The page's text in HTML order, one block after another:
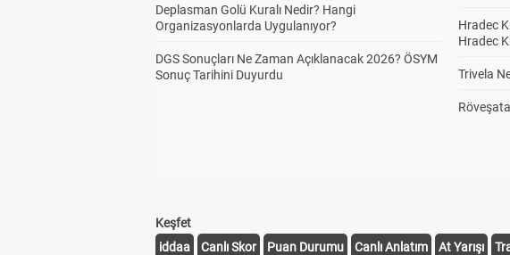
Deplasman Golü Kuralı Nedir? Hangi
Organizasyonlarda Uygulanıyor?
DGS Sonuçları Ne Zaman Açıklanacak 2026? ÖSYM
Sonuç Tarihini Duyurdu
Hradec
Hradec
Trivela
Keşfet
iddaa
Canlı Skor Puan Durumu Canlı Anlatım At Yarışı